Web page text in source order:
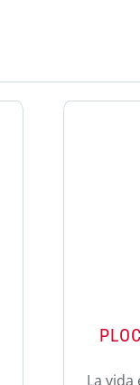
La